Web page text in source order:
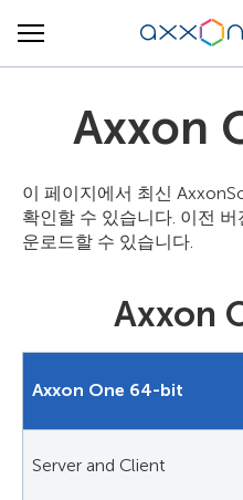
Axxon
이 페이지에서 최신
확인할 수 있습니다. 이전 버
운로드할 수 있습니다.
Axxon
Axxon One 64-bit
Server and Client